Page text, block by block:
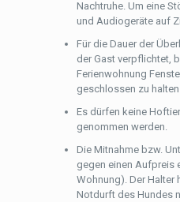
Nachtruhe. Um eine
und Audiogeräte auf
Für die Dauer der
der Gast verpflichtet,
Ferienwohnung
geschlossen zu halten.
Es dürfen keine
genommen werden.
Die Mitnahme bzw.
gegen einen Aufpreis
Wohnung). Der Halter
Notdurft des Hundes